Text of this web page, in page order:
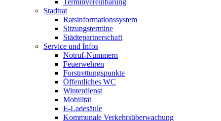
Terminvereinbarung
Stadtrat
Ratsinformationssystem
Sitzungstermine
Städtepartnerschaft
Service und Infos
Notruf-Nummern
Feuerwehren
Forstrettungspunkte
Öffentliches WC
Winterdienst
Mobilität
E-Ladesäule
Kommunale Verkehrsüberwachung